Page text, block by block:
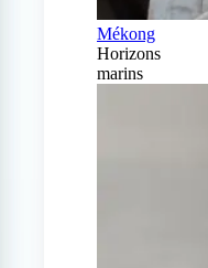
Mékong
Horizons
marins